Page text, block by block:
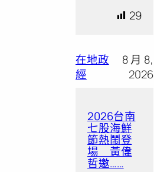
29
在地政
經
8 月 8,
2026
2026台南
七股海鮮
節熱鬧登
場 黃偉
哲邀……